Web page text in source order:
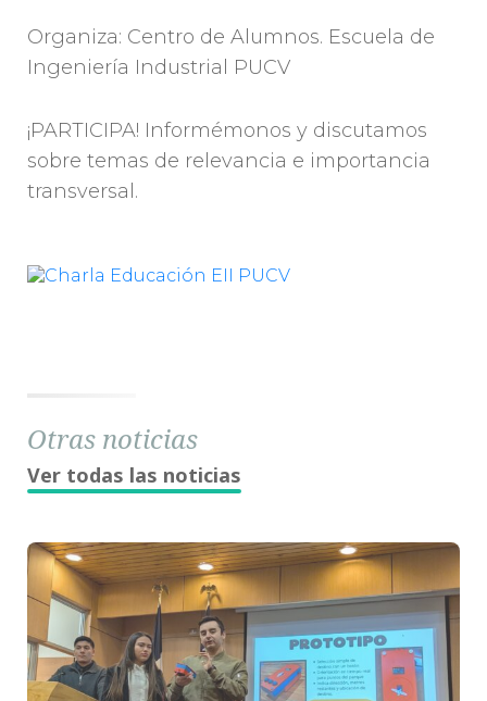
Organiza: Centro de Alumnos. Escuela de
Ingeniería Industrial PUCV
¡PARTICIPA! Informémonos y discutamos
sobre temas de relevancia e importancia
transversal.
Otras noticias
Ver todas las noticias